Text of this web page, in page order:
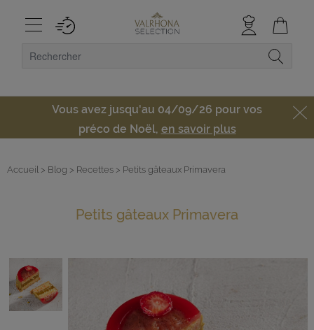
Vous avez jusqu'au 04/09/26 pour vos
préco de Noël, en savoir plus
Accueil > Blog > Recettes > Petits gâteaux Primavera
Petits gâteaux Primavera